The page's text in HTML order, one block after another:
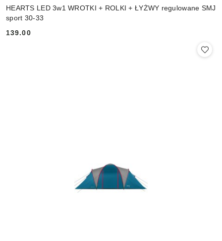
HEARTS LED 3w1 WROTKI + ROLKI + ŁYŻWY regulowane SMJ
sport 30-33
Cena:
139.00